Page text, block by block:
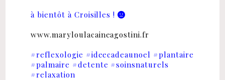
à bientôt à Croisilles !
www.maryloulacaineagostini.fr
#reflexologie #ideecadeaunoel #plantaire
#palmaire #detente #soinsnaturels
#relaxation